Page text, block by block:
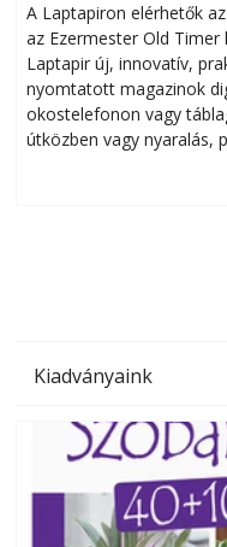
A Laptapiron elérhetők
az Ezermester Old Timer
Laptapir új, innovatív,
nyomtatott magazinok
okostelefonon vagy
útközben vagy nyaralás,
Kiadványaink